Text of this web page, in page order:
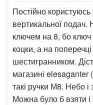
Постійно
вертикальної подач.
ключем на 8, бо ключ
коцки, а на
шестигранником.
магазині elesaganter
такі ручки М8. Небо і
Можна було б взяти і